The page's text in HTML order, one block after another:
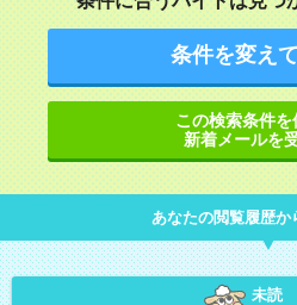
条件を変え
この検索条件を
新着メールを
あなたの閲覧履歴か
未読